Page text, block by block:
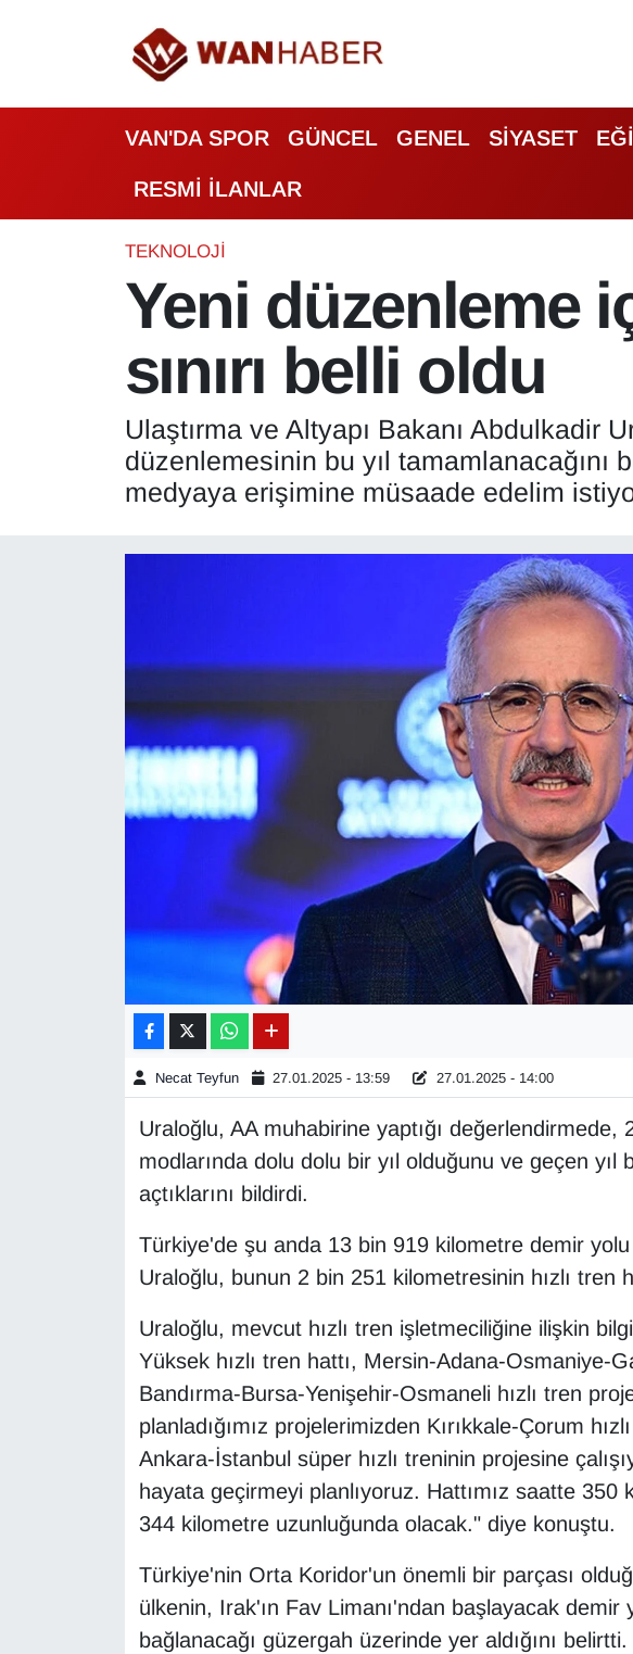
VAN'DA SPOR GÜNCEL GENEL SİYASET
RESMİ İLANLAR
TEKNOLOJİ
Yeni düzenleme
sınırı belli oldu
Ulaştırma ve Altyapı Bakanı Abdulkadir
düzenlemesinin bu yıl tamamlanacağını
medyaya erişimine müsaade edelim
Necat Teyfun 27.01.2025 - 13:59 27.01.2025 - 14:00
Uraloğlu, AA muhabirine yaptığı değerlendirmede,
modlarında dolu dolu bir yıl olduğunu ve geçen yıl
açtıklarını bildirdi.
Türkiye'de şu anda 13 bin 919 kilometre demir
Uraloğlu, bunun 2 bin 251 kilometresinin hızlı tren
Uraloğlu, mevcut hızlı tren işletmeciliğine ilişkin
Yüksek hızlı tren hattı, Mersin-Adana-Osmaniye-
Bandırma-Bursa-Yenişehir-Osmaneli hızlı tren
planladığımız projelerimizden Kırıkkale-Çorum
Ankara-İstanbul süper hızlı treninin projesine
hayata geçirmeyi planlıyoruz. Hattımız saatte 350
344 kilometre uzunluğunda olacak." diye konuştu.
Türkiye'nin Orta Koridor'un önemli bir parçası
ülkenin, Irak'ın Fav Limanı'ndan başlayacak demir
bağlanacağı güzergah üzerinde yer aldığını belirtti.
ASAYİŞ
BİLİM VE TEKNOLOJİ
Biyografi
Bölge Haberleri
Deprem
Dernekler, Odalar
Eleman
En çok konuşulanlar
HABERDE İNSAN
Kim Kimdir?
MAGAZİN
ONE EKONOMİ
Van Nöbetçi Eczaneler
Van Hava Durumu
Van Namaz Vakitleri
Van Trafik Yoğunluk Haritası
Süper Lig Puan Durumu ve Fikstür
Tüm Manşetler
Son Dakika Haberleri
Haber Arşivi